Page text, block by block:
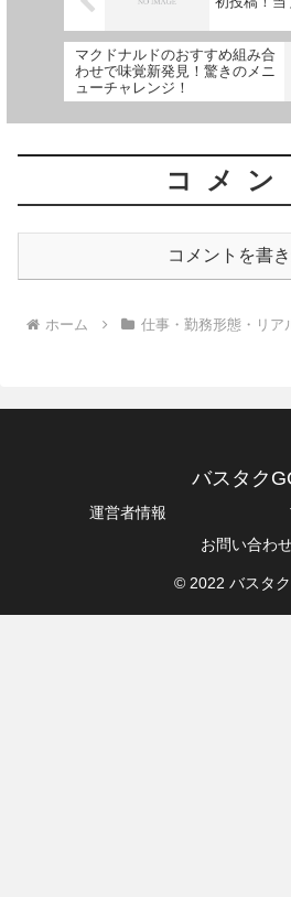
マクドナルドのおすすめ組み合
わせで味覚新発見！驚きのメニ
ューチャレンジ！
コメン
コメントを書
ホーム 仕事・勤務形態・リア
バスタク
運営者情報
お問い合わ
© 2022 バスタ